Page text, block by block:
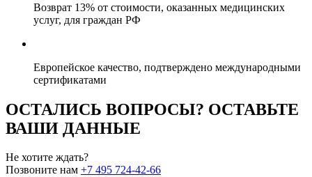
Возврат 13% от стоимости, оказанных медицинских
услуг, для граждан РФ
Европейское качество, подтверждено международными
сертификатами
ОСТАЛИСЬ ВОПРОСЫ? ОСТАВЬТЕ
ВАШИ ДАННЫЕ
Не хотите ждать?
Позвоните нам +7 495 724-42-66